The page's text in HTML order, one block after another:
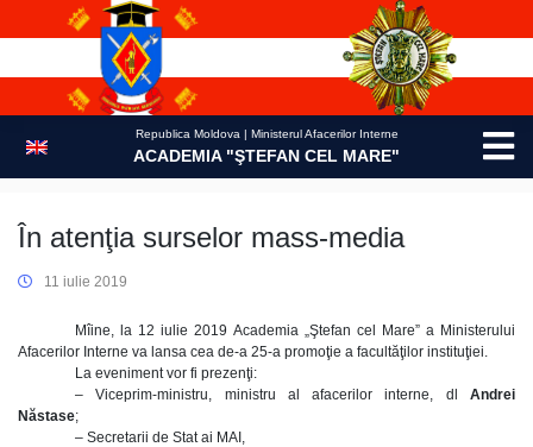
Republica Moldova | Ministerul Afacerilor Interne
ACADEMIA "ŞTEFAN CEL MARE"
În atenţia surselor mass-media
11 iulie 2019
Mîine, la 12 iulie 2019 Academia „Ştefan cel Mare” a Ministerului
Afacerilor Interne va lansa cea de-a 25-a promoţie a facultăţilor instituţiei.
La eveniment vor fi prezenţi:
– Viceprim-ministru, ministru al afacerilor interne, dl Andrei
Năstase;
– Secretarii de Stat ai MAI,